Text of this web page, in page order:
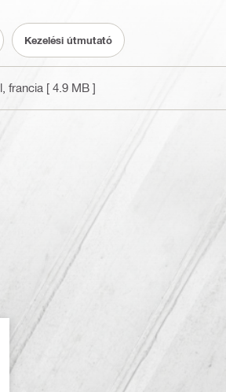
Kezelési útmutató
francia [ 4.9 MB ]